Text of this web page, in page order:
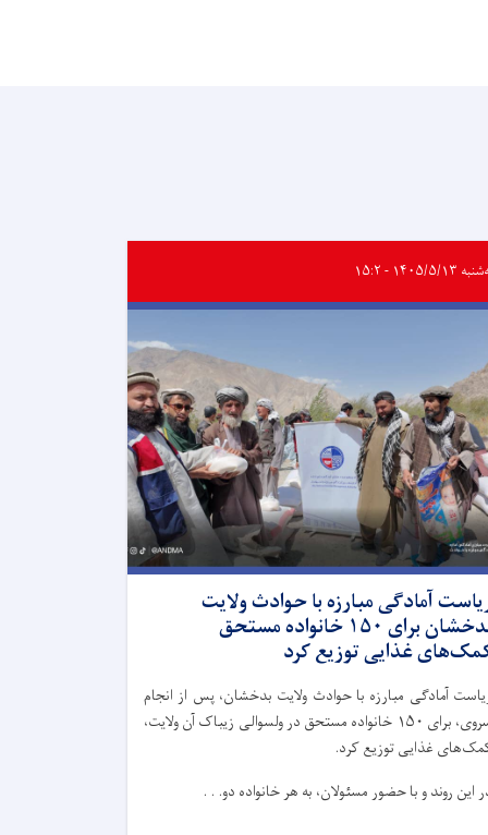
۵/۱۳ - ۱۵:۲
آمادگی مبارزه با حوادث ولایت
بدخشان برای ۱۵۰ خانواده مستحق
غذایی توزیع کرد
آمادگی مبارزه با حوادث ولایت بدخشان، پس از انجام
سروی، برای ۱۵۰ خانواده مستحق در ولسوالی زیباک آن ولایت،
غذایی توزیع کرد.
این روند و با حضور مسئولان، به هر خانواده دو. . .